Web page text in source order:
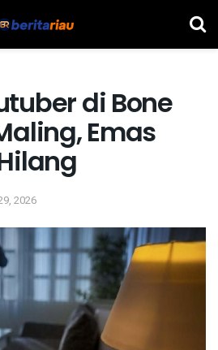
di Bone
Emas
2026